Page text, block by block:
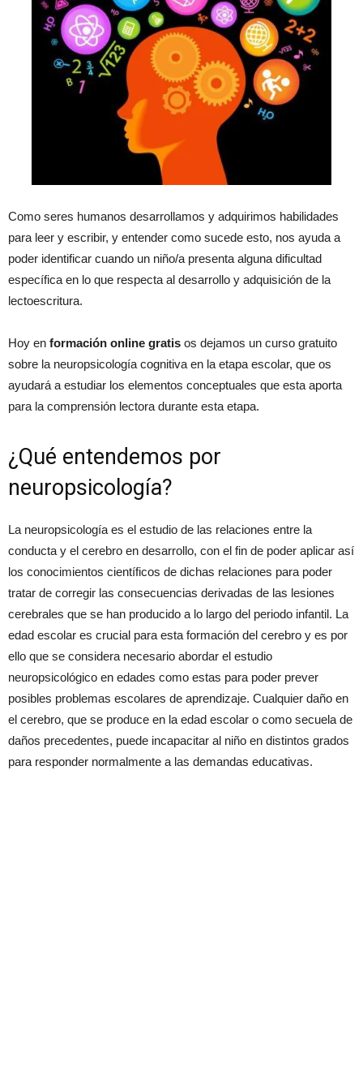
Como seres humanos desarrollamos y adquirimos habilidades
para leer y escribir, y entender como sucede esto, nos ayuda a
poder identificar cuando un niño/a presenta alguna dificultad
específica en lo que respecta al desarrollo y adquisición de la
lectoescritura.
Hoy en formación online gratis os dejamos un curso gratuito
sobre la neuropsicología cognitiva en la etapa escolar, que os
ayudará a estudiar los elementos conceptuales que esta aporta
para la comprensión lectora durante esta etapa.
¿Qué entendemos por
neuropsicología?
La neuropsicología es el estudio de las relaciones entre la
conducta y el cerebro en desarrollo, con el fin de poder aplicar así
los conocimientos científicos de dichas relaciones para poder
tratar de corregir las consecuencias derivadas de las lesiones
cerebrales que se han producido a lo largo del periodo infantil. La
edad escolar es crucial para esta formación del cerebro y es por
ello que se considera necesario abordar el estudio
neuropsicológico en edades como estas para poder prever
posibles problemas escolares de aprendizaje. Cualquier daño en
el cerebro, que se produce en la edad escolar o como secuela de
daños precedentes, puede incapacitar al niño en distintos grados
para responder normalmente a las demandas educativas.